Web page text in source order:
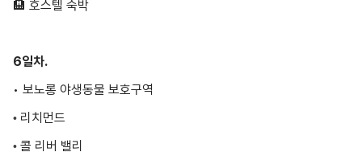
6일차.
•리치먼드
• 콜 리버 밸리
• 웰링턴 파크